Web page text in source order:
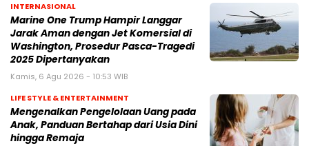
INTERNASIONAL
Marine One Trump Hampir Langgar
Jarak Aman dengan Jet Komersial di
Washington, Prosedur Pasca-Tragedi
2025 Dipertanyakan
Kamis, 6 Agu 2026 - 10:53 WIB
LIFE STYLE & ENTERTAINMENT
Mengenalkan Pengelolaan Uang pada
Anak, Panduan Bertahap dari Usia Dini
hingga Remaja